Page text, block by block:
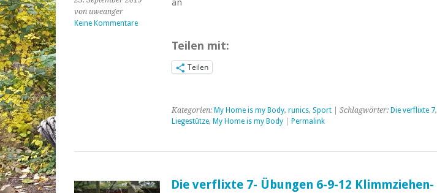
von uweanger
Keine Kommentare
an
Teilen mit:
Teilen
Kategorien: My Home is my Body, runics, Sport| Schlagwörter: Die verflixte 7,
Liegestütze, My Home is my Body| Permalink
Die verflixte 7- Übungen 6-9-12 Klimmziehen-